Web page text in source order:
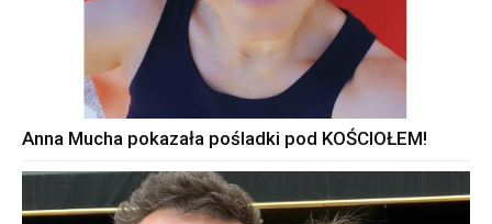
Anna Mucha pokazała pośladki pod KOŚCIOŁEM!